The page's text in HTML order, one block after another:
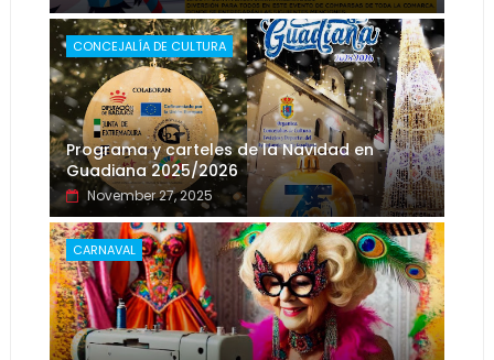
CONCEJALÍA DE CULTURA
Programa y carteles de la Navidad en
Guadiana 2025/2026
November 27, 2025
CARNAVAL